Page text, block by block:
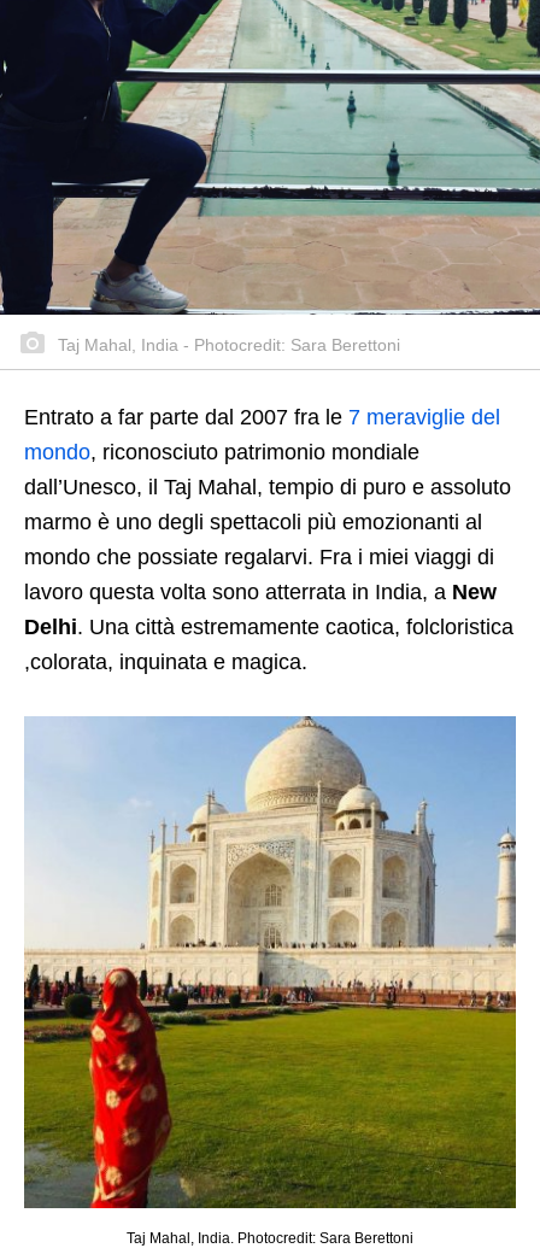
Taj Mahal, India - Photocredit: Sara Berettoni
Entrato a far parte dal 2007 fra le 7 meraviglie del
mondo, riconosciuto patrimonio mondiale
dall’Unesco, il Taj Mahal, tempio di puro e assoluto
marmo è uno degli spettacoli più emozionanti al
mondo che possiate regalarvi. Fra i miei viaggi di
lavoro questa volta sono atterrata in India, a New
Delhi. Una città estremamente caotica, folcloristica
,colorata, inquinata e magica.
Taj Mahal, India. Photocredit: Sara Berettoni